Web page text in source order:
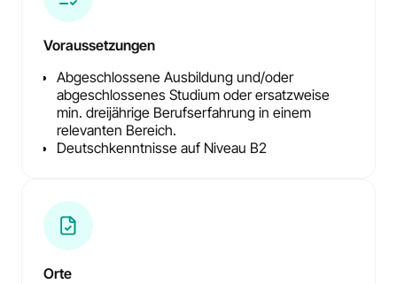
Voraussetzungen
Abgeschlossene Ausbildung und/oder
abgeschlossenes Studium oder ersatzweise
min. dreijährige Berufserfahrung in einem
relevanten Bereich.
Deutschkenntnisse auf Niveau B2
Orte